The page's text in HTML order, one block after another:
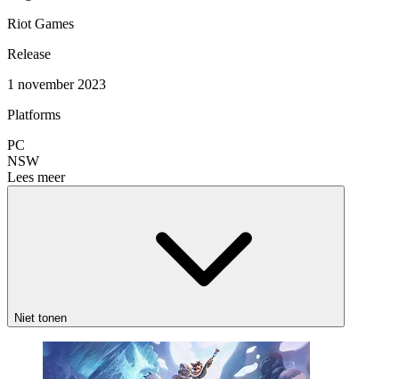
Riot Games
Release
1 november 2023
Platforms
PC
NSW
Lees meer
Niet tonen